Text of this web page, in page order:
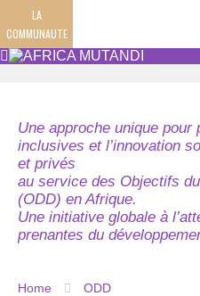
LA
COMMUNAUTE
Une approche unique
inclusives et l’innovation
et privés
au service des Objectifs
(ODD) en Afrique.
Une initiative globale à
prenantes du
Home ODD